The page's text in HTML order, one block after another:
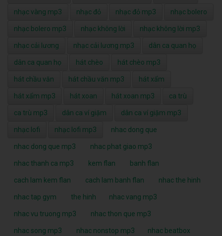
nhạc vàng mp3 nhạc đỏ nhạc đỏ mp3 nhạc bolero
nhạc bolero mp3 nhạc không lời nhạc không lời mp3
nhạc cải lương nhạc cải lương mp3 dân ca quan họ
dân ca quan họ hát chèo hát chèo mp3
hát chầu văn hát chầu văn mp3 hát xẩm
hát xẩm mp3 hát xoan hát xoan mp3 ca trù
ca trù mp3 dân ca ví giặm dân ca ví giặm mp3
nhạc lofi nhạc lofi mp3 nhac dong que
nhac dong que mp3 nhac phat giao mp3
nhac thanh ca mp3 kem flan banh flan
cach lam kem flan cach lam banh flan nhac the hinh
nhac tap gym the hinh nhac vang mp3
nhac vu truong mp3 nhac thon que mp3
nhac song mp3 nhac nonstop mp3 nhac beatbox